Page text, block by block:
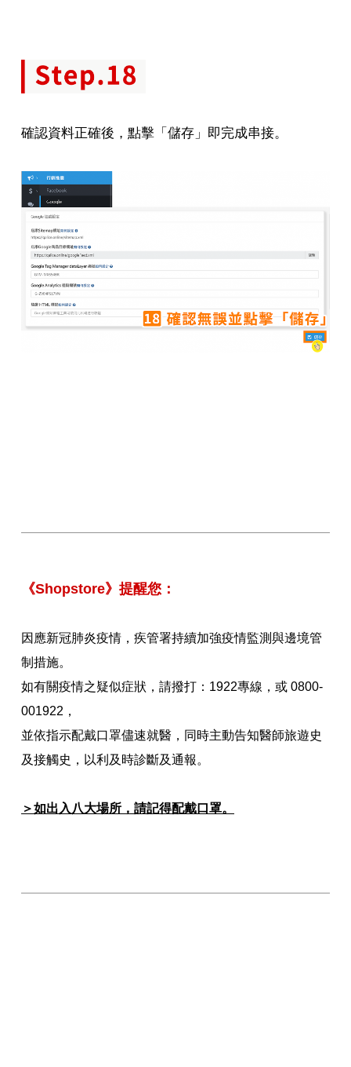
確認資料正確後，點擊「儲存」即完成串接。
《Shopstore》提醒您：
因應新冠肺炎疫情，疾管署持續加強疫情監測與邊境管
制措施。
如有關疫情之疑似症狀，請撥打：1922專線，或 0800-
001922，
並依指示配戴口罩儘速就醫，同時主動告知醫師旅遊史
及接觸史，以利及時診斷及通報。
＞如出入八大場所，請記得配戴口罩。